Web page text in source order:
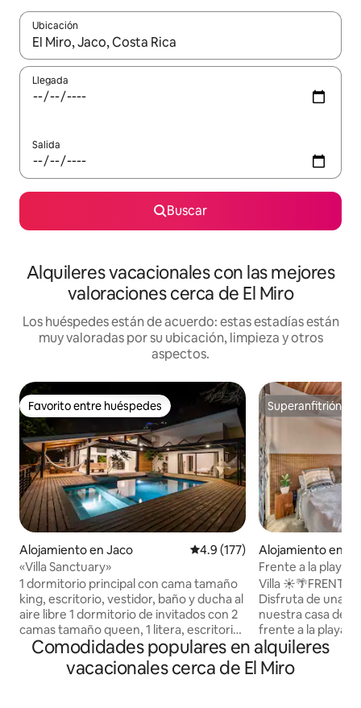
Ubicación
Cuando los resultados estén disponibles, navega con las
Llegada
Salida
Buscar
Alquileres vacacionales con las mejores
valoraciones cerca de El Miro
Los huéspedes están de acuerdo: estas estadías están
muy valoradas por su ubicación, limpieza y otros
aspectos.
Favorito entre huéspedes
Favorito entre huéspedes
Alojamiento en Jaco Calificación promedio: 4.9 de
4.9 (177)
«Villa Sanctuary»
1 dormitorio principal con cama tamaño
king, escritorio, vestidor, baño y ducha al
aire libre 1 dormitorio de invitados con 2
camas tamaño queen, 1 litera, escritorio
de oficina, terraza privada Piscina
Servicio de limpieza diario (cargo
adicional) Amplia sala de estar con
Superanfitrión
Superanfitrión
Alojamiento en
Frente a la playa,
cócteles, cocina,
Villa ☀️🌴FRENTE
Disfruta de una
nuestra casa de
frente a la playa,
dormitorio ofrece
al mar. El centro
superior cuenta
Comodidades populares en alquileres
vacacionales cerca de El Miro